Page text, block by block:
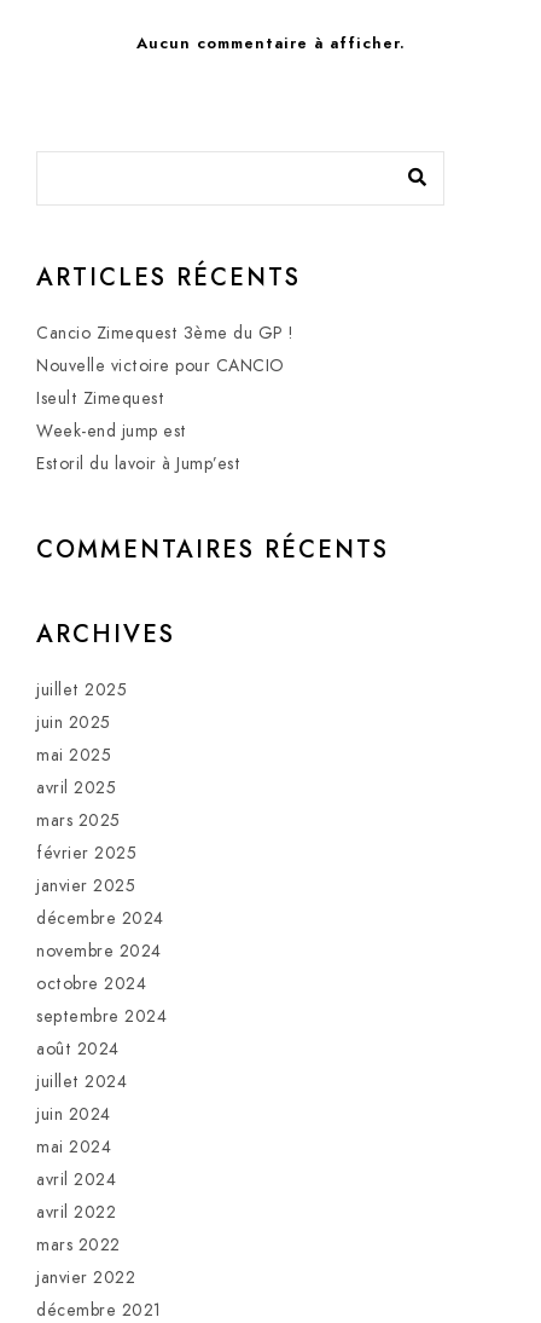
Aucun commentaire à afficher.
ARTICLES RÉCENTS
Cancio Zimequest 3ème du GP !
Nouvelle victoire pour CANCIO
Iseult Zimequest
Week-end jump est
Estoril du lavoir à Jump’est
COMMENTAIRES RÉCENTS
ARCHIVES
juillet 2025
juin 2025
mai 2025
avril 2025
mars 2025
février 2025
janvier 2025
décembre 2024
novembre 2024
octobre 2024
septembre 2024
août 2024
juillet 2024
juin 2024
mai 2024
avril 2024
avril 2022
mars 2022
janvier 2022
décembre 2021